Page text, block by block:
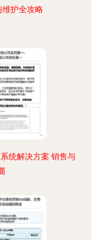
护全攻略
统解决方案 销售与